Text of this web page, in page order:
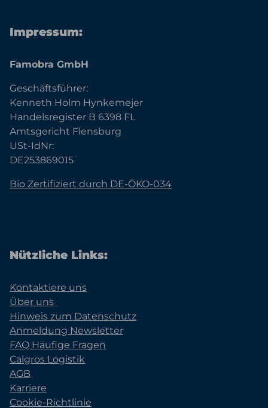
Impressum:
Famobra GmbH
Geschäftsführer:
Kenneth Holm Hynkemejer
Handelsregister B 6398 FL
Amtsgericht Flensburg
USt-IdNr:
DE253869015
Bio Zertifiziert durch DE-ÖKO-034
Nützliche Links:
Kontaktiere uns
Über uns
Hinweis zum Datenschutz
Anmeldung Newsletter
FAQ Häufige Fragen
Calgros Logistik
AGB
Karriere
Cookie-Richtlinie